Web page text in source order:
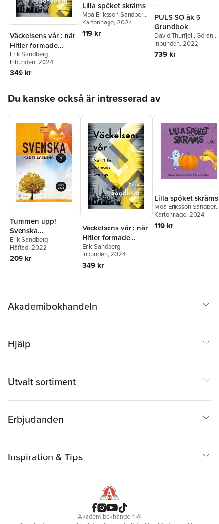
Väckelsens vår : när
Hitler formade
Sverige
Erik Sandberg
Inbunden, 2024
349 kr
Lilla spöket skräms
Moa Eriksson Sandberg,
Erik Sandberg
Kartonnage, 2024
119 kr
PULS SO åk 6
Grundbok
David Thurfjell,Göran
Körner,Per Lindberg
Marianne
Anna Lena Stålnacke
Sandberg
Inbunden, 2022
739 kr
Du kanske också är intresserad av
Tummen upp!
Svenska
kartläggning åk 7
Erik Sandberg
Häftad, 2022
209 kr
Väckelsens vår : när
Hitler formade
Sverige
Erik Sandberg
Inbunden, 2024
349 kr
Lilla spöket skräms
Moa Eriksson Sandberg
Erik Sandberg
Kartonnage, 2024
119 kr
Akademibokhandeln
Hjälp
Utvalt sortiment
Erbjudanden
Inspiration & Tips
Akademibokhandeln@